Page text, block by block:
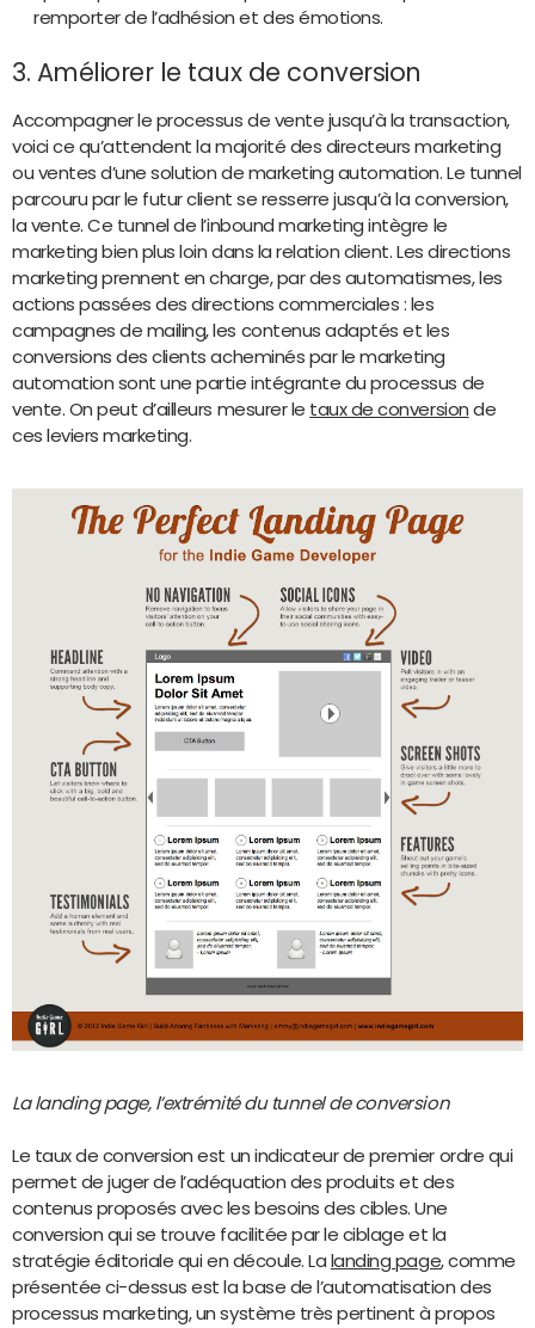
remporter de l’adhésion et des émotions.
3. Améliorer le taux de conversion
Accompagner le processus de vente jusqu’à la transaction,
voici ce qu’attendent la majorité des directeurs marketing
ou ventes d’une solution de marketing automation. Le tunnel
parcouru par le futur client se resserre jusqu’à la conversion,
la vente. Ce tunnel de l’inbound marketing intègre le
marketing bien plus loin dans la relation client. Les directions
marketing prennent en charge, par des automatismes, les
actions passées des directions commerciales : les
campagnes de mailing, les contenus adaptés et les
conversions des clients acheminés par le marketing
automation sont une partie intégrante du processus de
vente. On peut d’ailleurs mesurer le taux de conversion de
ces leviers marketing.
La landing page, l’extrémité du tunnel de conversion
Le taux de conversion est un indicateur de premier ordre qui
permet de juger de l’adéquation des produits et des
contenus proposés avec les besoins des cibles. Une
conversion qui se trouve facilitée par le ciblage et la
stratégie éditoriale qui en découle. La landing page , comme
présentée ci-dessus est la base de l’automatisation des
processus marketing, un système très pertinent à propos